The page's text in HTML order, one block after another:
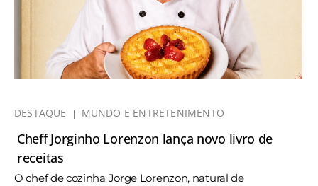
DESTAQUE MUNDO E ENTRETENIMENTO
Cheff Jorginho Lorenzon lança novo livro de
receitas
O chef de cozinha Jorge Lorenzon, natural de